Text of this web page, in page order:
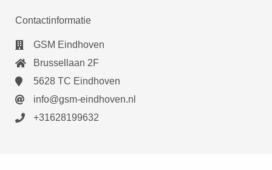
Contactinformatie
GSM Eindhoven
Brussellaan 2F
5628 TC Eindhoven
info@gsm-eindhoven.nl
+31628199632